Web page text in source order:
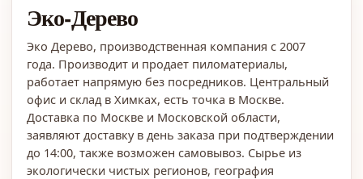
Эко-Дерево
Эко Дерево, производственная компания с 2007
года. Производит и продает пиломатериалы,
работает напрямую без посредников. Центральный
офис и склад в Химках, есть точка в Москве.
Доставка по Москве и Московской области,
заявляют доставку в день заказа при подтверждении
до 14:00, также возможен самовывоз. Сырье из
экологически чистых регионов, география